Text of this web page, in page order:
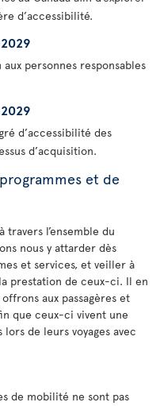
d’accessibilité.
personnes responsables
d’accessibilité des
d’acquisition.
et de
l’ensemble du
nous y attarder dès
et services, et veiller à
prestation de ceux-ci. Il en
aux passagères et
que ceux-ci vivent une
de leurs voyages avec
de mobilité ne sont pas